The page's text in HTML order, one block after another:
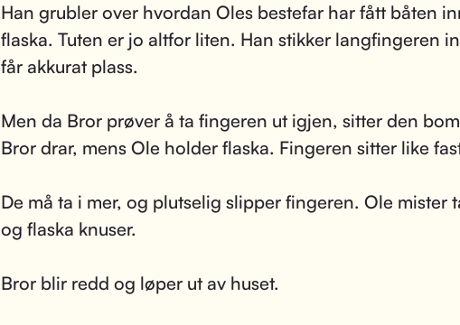
Han grubler over hvordan Oles bestefar har fått båten
flaska. Tuten er jo altfor liten. Han stikker langfingeren
får akkurat plass.
Men da Bror prøver å ta fingeren ut igjen, sitter den
Bror drar, mens Ole holder flaska. Fingeren sitter like
De må ta i mer, og plutselig slipper fingeren. Ole mister
og flaska knuser.
Bror blir redd og løper ut av huset.